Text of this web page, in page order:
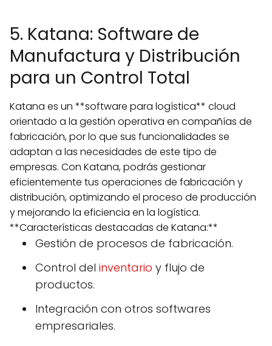
5. Katana: Software de
Manufactura y Distribución
para un Control Total
Katana es un **software para logística** cloud
orientado a la gestión operativa en compañías de
fabricación, por lo que sus funcionalidades se
adaptan a las necesidades de este tipo de
empresas. Con Katana, podrás gestionar
eficientemente tus operaciones de fabricación y
distribución, optimizando el proceso de producción
y mejorando la eficiencia en la logística.
**Características destacadas de Katana:**
Gestión de procesos de fabricación.
Control del inventario y flujo de
productos.
Integración con otros softwares
empresariales.